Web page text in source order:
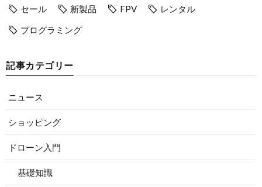
セール 新製品 FPV
レンタル
プログラミング
記事カテゴリー
ニュース
ショッピング
ドローン入門
基礎知識